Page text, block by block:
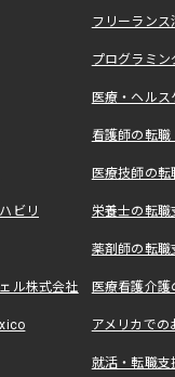
フリーラン
プログラミ
医療・ヘル
看護師の転
医療技師の
ビリ 栄養士の転
薬剤師の転
ル株式会社 医療看護介
アメリカで
就活・転職